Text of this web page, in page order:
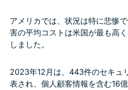
アメリカでは、状況は特に悲惨
害の平均コストは米国が最も高
しました。
2023年12月は、443件のセキュ
表され、個人顧客情報を含む16